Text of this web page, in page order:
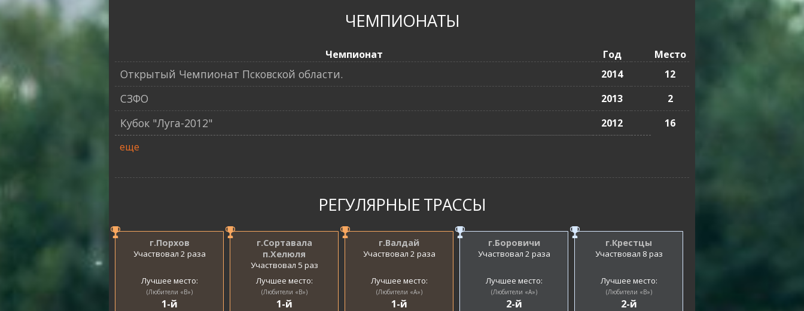
ЧЕМПИОНАТЫ
Чемпионат Год Место
Открытый Чемпионат Псковской области. 2014 12
СЗФО 2013 2
Кубок "Луга-2012" 2012
16
еще
РЕГУЛЯРНЫЕ ТРАССЫ
г.Порхов
Участвовал 2 раза
Лучшее место:
(Любители «B»)
1-й
г.Сортавала
п.Хелюля
Участвовал 5 раз
Лучшее место:
(Любители «B»)
1-й
г.Валдай
Участвовал 2 раза
Лучшее место:
(Любители «A»)
1-й
г.Боровичи
Участвовал 2 раза
Лучшее место:
(Любители «A»)
2-й
г.Крестцы
Участвовал 8 раз
Лучшее место:
(Любители «B»)
2-й